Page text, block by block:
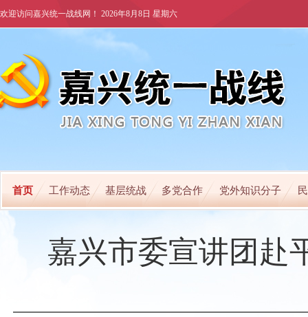
欢迎访问嘉兴统一战线网！ 2026年8月8日 星期六
首页 工作动态 基层统战 多党合作 党外知识分子
嘉兴市委宣讲团赴